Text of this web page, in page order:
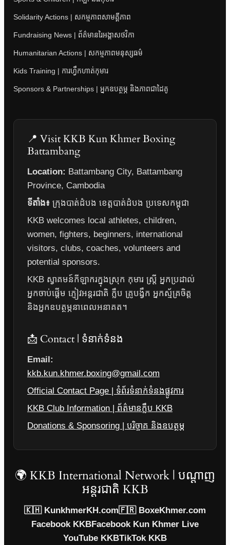
Solidarity Actions | សកម្មភាពសាមគ្គីភាព
Fundraising News | ព័ត៌មានរៃអង្គាសថវិកា
Humanitarian Actions | សកម្មភាពមនុស្សធម៌
Kids Training | ការហ្វឹកហាត់កុមារ
Sponsors & Partnerships | អ្នកឧបត្ថម្ភ និងភាពជាដៃគូ
📍 Visit KKB Kun Khmer Boxing
Battambang
Location: Battambang City, Battambang
Province, Cambodia
ទីតាំង៖ ក្រុងបាត់ដំបង ខេត្តបាត់ដំបង ប្រទេសកម្ពុជា
KKB welcomes local athletes, children,
women, fighters, beginners, international
visitors, clubs, coaches, volunteers and
potential sponsors.
KKB ស្វាគមន៍កីឡាករក្នុងស្រុក កុមារ ស្ត្រី អ្នកប្រដាល់
អ្នកចាប់ផ្តើម ភ្ញៀវអន្តរជាតិ ក្លឹប គ្រូបង្វឹក អ្នកស្ម័គ្រចិត្ត
និងអ្នកឧបត្ថម្ភនាពេលអនាគត។
📩 Contact | ទំនាក់ទំនង
Email:
kkb.kun.khmer.boxing@gmail.com
Official Contact Page | ទំព័រទំនាក់ទំនងផ្លូវការ
KKB Club Information | ព័ត៌មានក្លឹប KKB
Donations & Sponsoring | បរិច្ចាគ និងឧបត្ថម្ភ
🌍 KKB International Network | បណ្តាញ
អន្តរជាតិ KKB
🇰🇭 KunkhmerKH.com🇫🇷 BoxeKhmer.com
Facebook KKBFacebook Kun Khmer Live
YouTube KKBTikTok KKB